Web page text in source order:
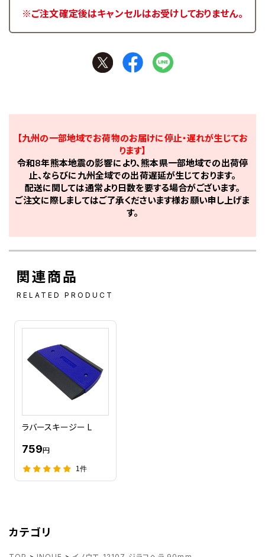
※ご注文確定後はキャンセルはお受けしておりません。
【九州の一部地域でお荷物のお届けに停止・遅れが生じてお
ります】
令和8年熊本地震の影響により、熊本県一部地域での出荷停
止、ならびに九州全域での出荷遅延が生じております。
配送に関しては通常より日数を要する場合がございます。
ご注文に際しましてはご了承くださいます様お願い申し上げま
す。
関連商品
RELATED PRODUCT
ラバースキージー L
759円
1件
カテゴリ